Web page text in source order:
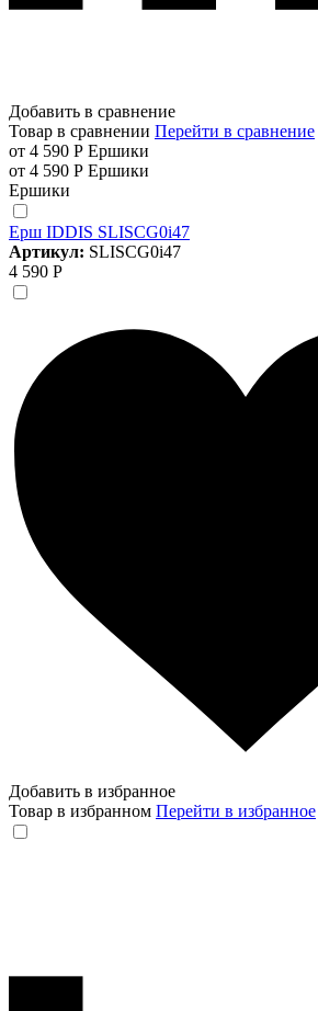
Добавить в сравнение
Товар в сравнении Перейти в сравнение
от 4 590 Р Ершики
от 4 590 Р Ершики
Ершики
Ерш IDDIS SLISCG0i47
Артикул: SLISCG0i47
4 590 Р
Добавить в избранное
Товар в избранном Перейти в избранное